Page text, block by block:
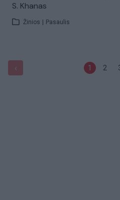
S. Khanas
Žinios Pasaulis
‹ 1 2